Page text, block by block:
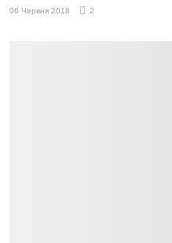
06 Червня 2018 2